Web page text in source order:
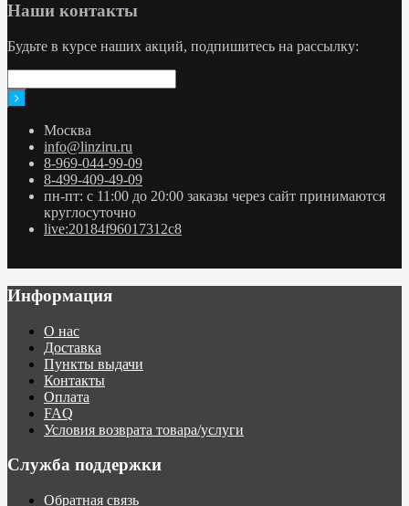
Наши контакты
Будьте в курсе наших акций, подпишитесь на рассылку:
Москва
info@linziru.ru
8-969-044-99-09
8-499-409-49-09
пн-пт: с 11:00 до 20:00 заказы через сайт принимаются
круглосуточно
live:20184f96017312c8
Информация
О нас
Доставка
Пункты выдачи
Контакты
Оплата
FAQ
Условия возврата товара/услуги
Служба поддержки
Обратная связь